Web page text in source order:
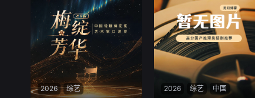
的生命力站上舞台，他们不设
限不被定义，在喜剧的世界里
野蛮生长，成为独一
意，讲述五位少年从亚欧大陆
腹地的新疆启程，以自驾方式
完成八站新疆公路之旅，最终
奔赴心之向往的海岛。
2026 综艺 2026 综艺 中国